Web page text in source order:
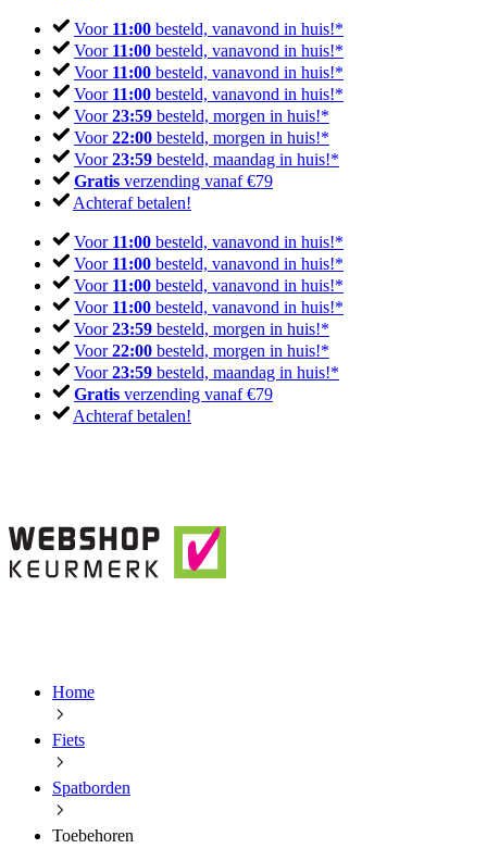
Voor 11:00 besteld, vanavond in huis!*
Voor 11:00 besteld, vanavond in huis!*
Voor 11:00 besteld, vanavond in huis!*
Voor 11:00 besteld, vanavond in huis!*
Voor23:59 besteld, morgen in huis!*
Voor22:00 besteld, morgen in huis!*
Voor23:59 besteld, maandag in huis!*
Gratis verzending vanaf €79
Achteraf betalen!
Voor 11:00 besteld, vanavond in huis!*
Voor 11:00 besteld, vanavond in huis!*
Voor 11:00 besteld, vanavond in huis!*
Voor 11:00 besteld, vanavond in huis!*
Voor23:59 besteld, morgen in huis!*
Voor22:00 besteld, morgen in huis!*
Voor23:59 besteld, maandag in huis!*
Gratis verzending vanaf €79
Achteraf betalen!
Home
Fiets
Spatborden
Toebehoren